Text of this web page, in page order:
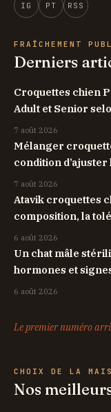
IG PT RSS
FRAÎCHEMENT
Derniers
Croquettes chien
Adult et Senior
7 août 2026
Mélanger
condition d’ajuster
7 août 2026
Atavik croquettes
composition, la
6 août 2026
Un chat mâle
hormones et
6 août 2026
Le premier numéro
CHOIX DE LA
Nos